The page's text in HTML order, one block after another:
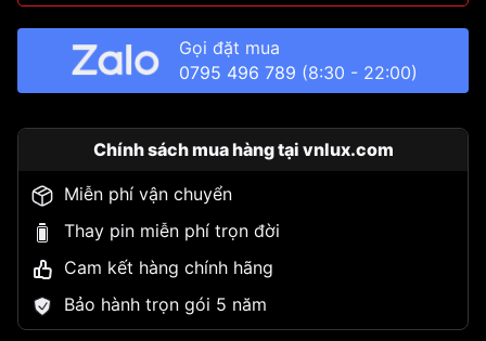
Gọi đặt mua
0795 496 789 (8:30 - 22:00)
Chính sách mua hàng tại vnlux.com
Miễn phí vận chuyển
Thay pin miễn phí trọn đời
Cam kết hàng chính hãng
Bảo hành trọn gói 5 năm